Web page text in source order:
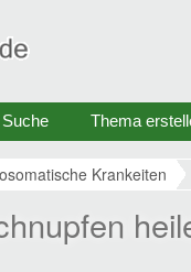
Suche Thema
Krankeiten